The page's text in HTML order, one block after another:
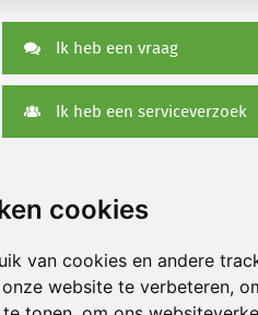
cookies
van cookies en andere
website te verbeteren,
Ik heb een vraag
Ik heb een serviceverzoek